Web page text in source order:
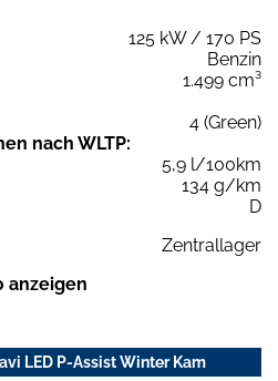
125 kW / 170 PS
Benzin
1.499 cm³
4 (Green)
nach WLTP:
5,9 l/100km
134 g/km
D
Zentrallager
anzeigen
LED P-Assist Winter Kam